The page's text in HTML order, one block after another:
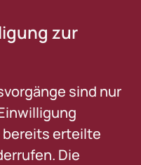
zur
sind nur
bereits erteilte
Die